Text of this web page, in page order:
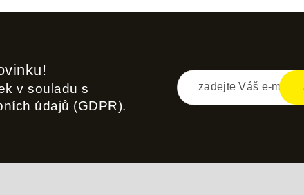
v souladu s
údajů (GDPR).